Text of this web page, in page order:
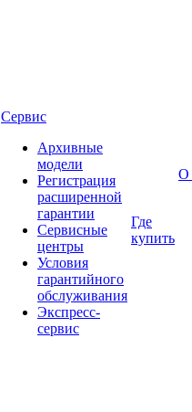
Сервис
Архивные
модели
Регистрация
расширенной
гарантии
Сервисные
центры
Условия
гарантийного
обслуживания
Экспресс-
сервис
Где
купить
О